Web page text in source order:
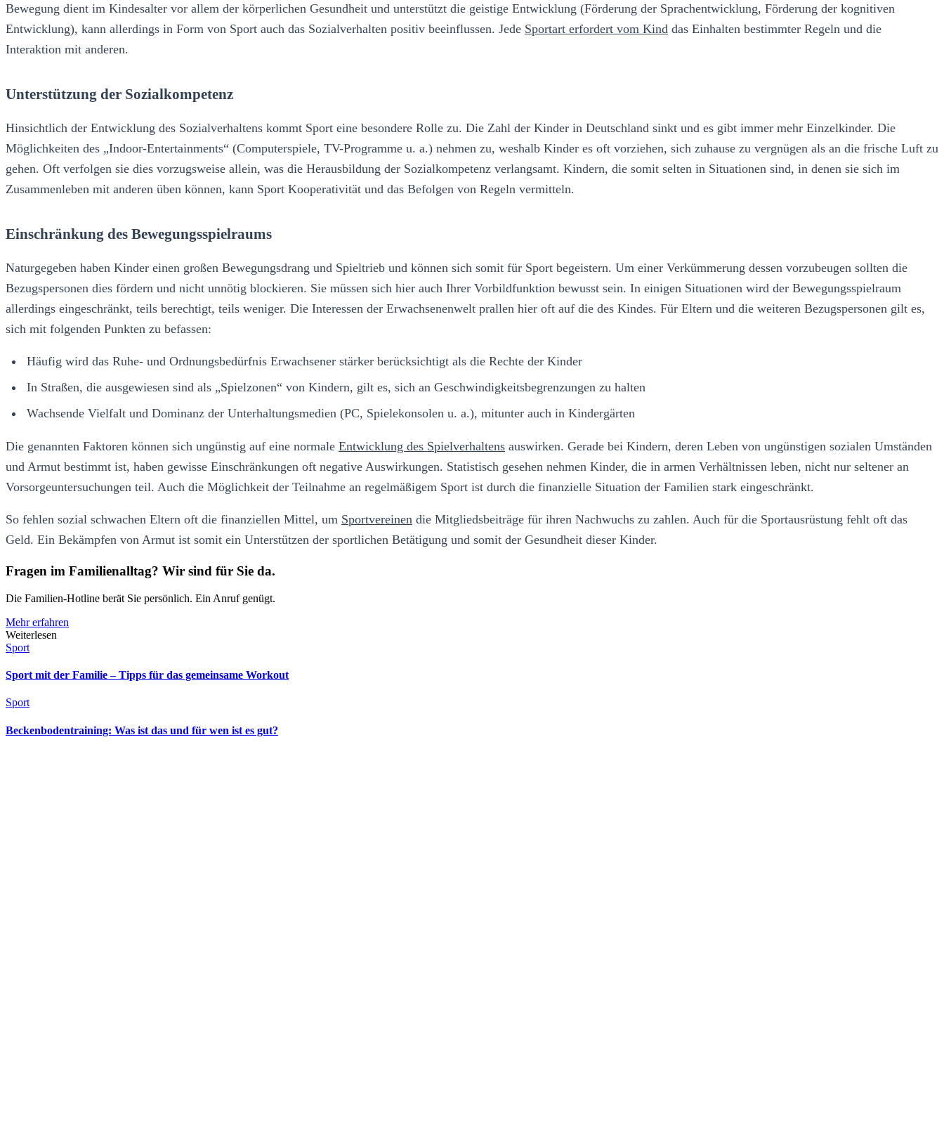
Bewegung dient im Kindesalter vor allem der körperlichen Gesundheit und unterstützt die geistige Entwicklung (Förderung der Sprachentwicklung, Förderung der kognitiven
Entwicklung), kann allerdings in Form von Sport auch das Sozialverhalten positiv beeinflussen. Jede Sportart erfordert vom Kind das Einhalten bestimmter Regeln und die
Interaktion mit anderen.
Unterstützung der Sozialkompetenz
Hinsichtlich der Entwicklung des Sozialverhaltens kommt Sport eine besondere Rolle zu. Die Zahl der Kinder in Deutschland sinkt und es gibt immer mehr Einzelkinder. Die
Möglichkeiten des „Indoor-Entertainments“ (Computerspiele, TV-Programme u. a.) nehmen zu, weshalb Kinder es oft vorziehen, sich zuhause zu vergnügen als an die frische Luft zu
gehen. Oft verfolgen sie dies vorzugsweise allein, was die Herausbildung der Sozialkompetenz verlangsamt. Kindern, die somit selten in Situationen sind, in denen sie sich im
Zusammenleben mit anderen üben können, kann Sport Kooperativität und das Befolgen von Regeln vermitteln.
Einschränkung des Bewegungsspielraums
Naturgegeben haben Kinder einen großen Bewegungsdrang und Spieltrieb und können sich somit für Sport begeistern. Um einer Verkümmerung dessen vorzubeugen sollten die
Bezugspersonen dies fördern und nicht unnötig blockieren. Sie müssen sich hier auch Ihrer Vorbildfunktion bewusst sein. In einigen Situationen wird der Bewegungsspielraum
allerdings eingeschränkt, teils berechtigt, teils weniger. Die Interessen der Erwachsenenwelt prallen hier oft auf die des Kindes. Für Eltern und die weiteren Bezugspersonen gilt es,
sich mit folgenden Punkten zu befassen:
Häufig wird das Ruhe- und Ordnungsbedürfnis Erwachsener stärker berücksichtigt als die Rechte der Kinder
In Straßen, die ausgewiesen sind als „Spielzonen“ von Kindern, gilt es, sich an Geschwindigkeitsbegrenzungen zu halten
Wachsende Vielfalt und Dominanz der Unterhaltungsmedien (PC, Spielekonsolen u. a.), mitunter auch in Kindergärten
Die genannten Faktoren können sich ungünstig auf eine normale Entwicklung des Spielverhaltens auswirken. Gerade bei Kindern, deren Leben von ungünstigen sozialen Umständen
und Armut bestimmt ist, haben gewisse Einschränkungen oft negative Auswirkungen. Statistisch gesehen nehmen Kinder, die in armen Verhältnissen leben, nicht nur seltener an
Vorsorgeuntersuchungen teil. Auch die Möglichkeit der Teilnahme an regelmäßigem Sport ist durch die finanzielle Situation der Familien stark eingeschränkt.
So fehlen sozial schwachen Eltern oft die finanziellen Mittel, um Sportvereinen die Mitgliedsbeiträge für ihren Nachwuchs zu zahlen. Auch für die Sportausrüstung fehlt oft das
Geld. Ein Bekämpfen von Armut ist somit ein Unterstützen der sportlichen Betätigung und somit der Gesundheit dieser Kinder.
Fragen im Familienalltag? Wir sind für Sie da.
Die Familien-Hotline berät Sie persönlich. Ein Anruf genügt.
Mehr erfahren
Weiterlesen
Sport
Sport mit der Familie – Tipps für das gemeinsame Workout
Sport
Beckenbodentraining: Was ist das und für wen ist es gut?